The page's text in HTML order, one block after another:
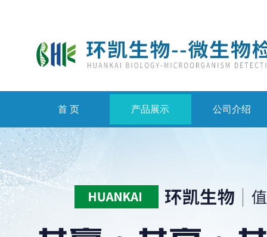
首 页 产品展示 公司介绍